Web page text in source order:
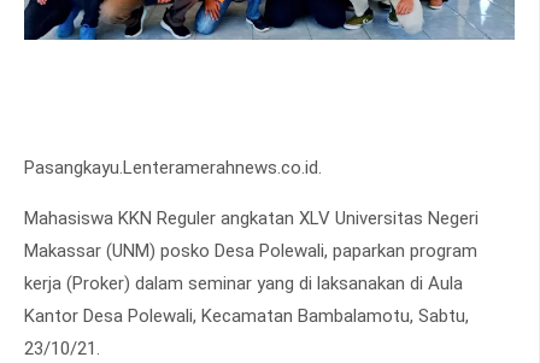
Pasangkayu.Lenteramerahnews.co.id.
Mahasiswa KKN Reguler angkatan XLV Universitas Negeri
Makassar (UNM) posko Desa Polewali, paparkan program
kerja (Proker) dalam seminar yang di laksanakan di Aula
Kantor Desa Polewali, Kecamatan Bambalamotu, Sabtu,
23/10/21.